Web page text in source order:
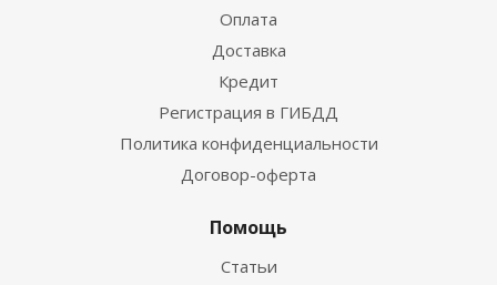
Оплата
Доставка
Кредит
Регистрация в ГИБДД
Политика конфиденциальности
Договор-оферта
Помощь
Статьи